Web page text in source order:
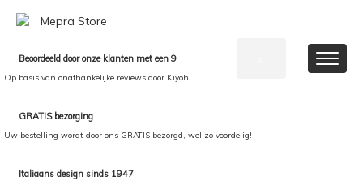
Beoordeeld door onze klanten met een 9
Op basis van onafhankelijke reviews door Kiyoh.
GRATIS bezorging
Uw bestelling wordt door ons GRATIS bezorgd, wel zo voordelig!
Italiaans design sinds 1947